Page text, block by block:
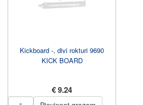
Kickboard -, divi rokturi 9690
KICK BOARD
€ 9.24